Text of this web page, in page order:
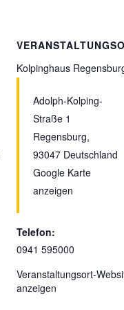
Kolpinghaus
Adolph-Kolping-
Straße 1
Regensburg,
93047 Deutschland
Google Karte
anzeigen
Telefon:
0941 595000
Veranstaltungsort-
anzeigen